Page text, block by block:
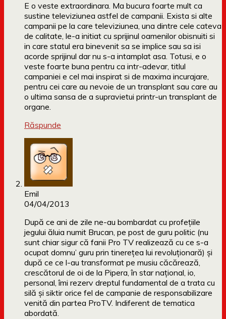
E o veste extraordinara. Ma bucura foarte mult ca
sustine televiziunea astfel de campanii. Exista si alte
campanii pe la care televiziunea, una dintre cele cateva
de calitate, le-a initiat cu sprijinul oamenilor obisnuiti si
in care statul era binevenit sa se implice sau sa isi
acorde sprijinul dar nu s-a intamplat asa. Totusi, e o
veste foarte buna pentru ca intr-adevar, titlul
campaniei e cel mai inspirat si de maxima incurajare,
pentru cei care au nevoie de un transplant sau care au
o ultima sansa de a supravietui printr-un transplant de
organe.
Răspunde
Emil
04/04/2013
După ce ani de zile ne-au bombardat cu profeţiile
jegului ăluia numit Brucan, pe post de guru politic (nu
sunt chiar sigur că fanii Pro TV realizează cu ce s-a
ocupat domnu’ guru prin tinereţea lui revoluţionară) şi
după ce ce l-au transformat pe musiu căcărează,
crescătorul de oi de la Pipera, în star naţional, io,
personal, îmi rezerv dreptul fundamental de a trata cu
silă şi siktir orice fel de campanie de responsabilizare
venită din partea ProTV. Indiferent de tematica
abordată.